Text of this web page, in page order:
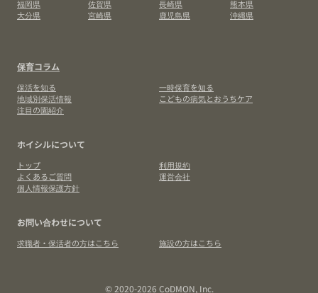
福岡県
佐賀県 長崎県
熊本県
大分県
宮崎県 鹿児島県 沖縄県
保育コラム
保活を知る
一時保育を知る
地域別保活情報
こどもの病気とおうちケア
注目の園紹介
ホイシルについて
トップ
利用規約
よくあるご質問
運営会社
個人情報保護方針
お問い合わせについて
求職者・保活者の方はこちら 施設の方はこちら
© 2020-2026 CoDMON, Inc.